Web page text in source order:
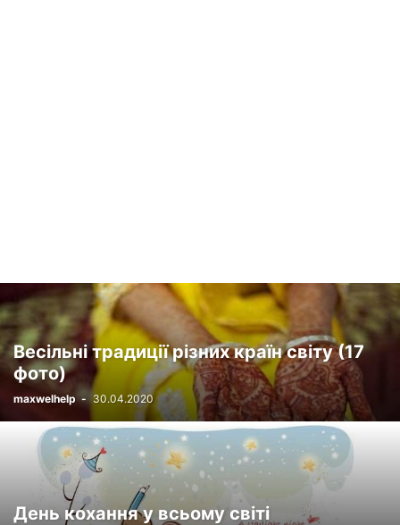
Весільні традиції різних країн світу (17
фото)
maxwelhelp - 30.04.2020
День кохання у всьому світі